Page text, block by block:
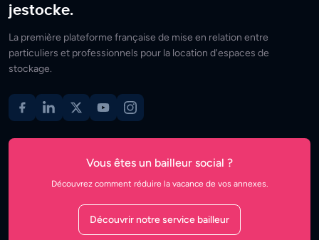
jestocke.
La première plateforme française de mise en relation entre
particuliers et professionnels pour la location d'espaces de
stockage.
Vous êtes un bailleur social ?
Découvrez comment réduire la vacance de vos annexes.
Découvrir notre service bailleur